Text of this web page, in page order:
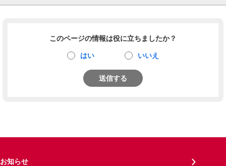
このページの情報は役に立ちましたか？
はい いいえ
送信する
お知らせ